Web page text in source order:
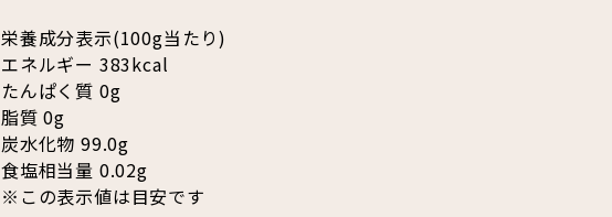
栄養成分表示(100g当たり)
エネルギー 383kcal
たんぱく質 0g
脂質 0g
炭水化物 99.0g
食塩相当量 0.02g
※この表示値は目安です